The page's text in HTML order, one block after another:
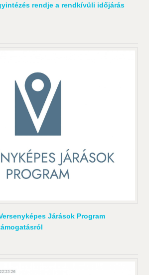
rendje a rendkívüli időjárás
Járások Program